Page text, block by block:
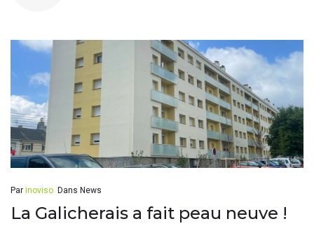
Par inoviso Dans News
La Galicherais a fait peau neuve !